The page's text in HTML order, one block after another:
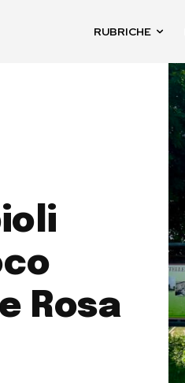
RUBRICHE
Rosa